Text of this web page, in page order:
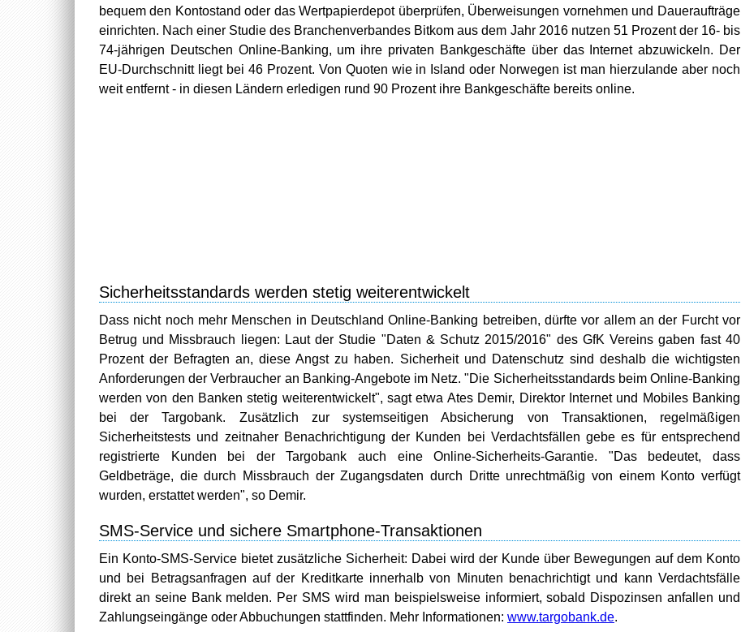
bequem den Kontostand oder das Wertpapierdepot überprüfen, Überweisungen vornehmen und Daueraufträge
einrichten. Nach einer Studie des Branchenverbandes Bitkom aus dem Jahr 2016 nutzen 51 Prozent der 16- bis
74-jährigen Deutschen Online-Banking, um ihre privaten Bankgeschäfte über das Internet abzuwickeln. Der
EU-Durchschnitt liegt bei 46 Prozent. Von Quoten wie in Island oder Norwegen ist man hierzulande aber noch
weit entfernt - in diesen Ländern erledigen rund 90 Prozent ihre Bankgeschäfte bereits online.
Sicherheitsstandards werden stetig weiterentwickelt
Dass nicht noch mehr Menschen in Deutschland Online-Banking betreiben, dürfte vor allem an der Furcht vor
Betrug und Missbrauch liegen: Laut der Studie "Daten & Schutz 2015/2016" des GfK Vereins gaben fast 40
Prozent der Befragten an, diese Angst zu haben. Sicherheit und Datenschutz sind deshalb die wichtigsten
Anforderungen der Verbraucher an Banking-Angebote im Netz. "Die Sicherheitsstandards beim Online-Banking
werden von den Banken stetig weiterentwickelt", sagt etwa Ates Demir, Direktor Internet und Mobiles Banking
bei der Targobank. Zusätzlich zur systemseitigen Absicherung von Transaktionen, regelmäßigen
Sicherheitstests und zeitnaher Benachrichtigung der Kunden bei Verdachtsfällen gebe es für entsprechend
registrierte Kunden bei der Targobank auch eine Online-Sicherheits-Garantie. "Das bedeutet, dass
Geldbeträge, die durch Missbrauch der Zugangsdaten durch Dritte unrechtmäßig von einem Konto verfügt
wurden, erstattet werden", so Demir.
SMS-Service und sichere Smartphone-Transaktionen
Ein Konto-SMS-Service bietet zusätzliche Sicherheit: Dabei wird der Kunde über Bewegungen auf dem Konto
und bei Betragsanfragen auf der Kreditkarte innerhalb von Minuten benachrichtigt und kann Verdachtsfälle
direkt an seine Bank melden. Per SMS wird man beispielsweise informiert, sobald Dispozinsen anfallen und
Zahlungseingänge oder Abbuchungen stattfinden. Mehr Informationen: www.targobank.de.